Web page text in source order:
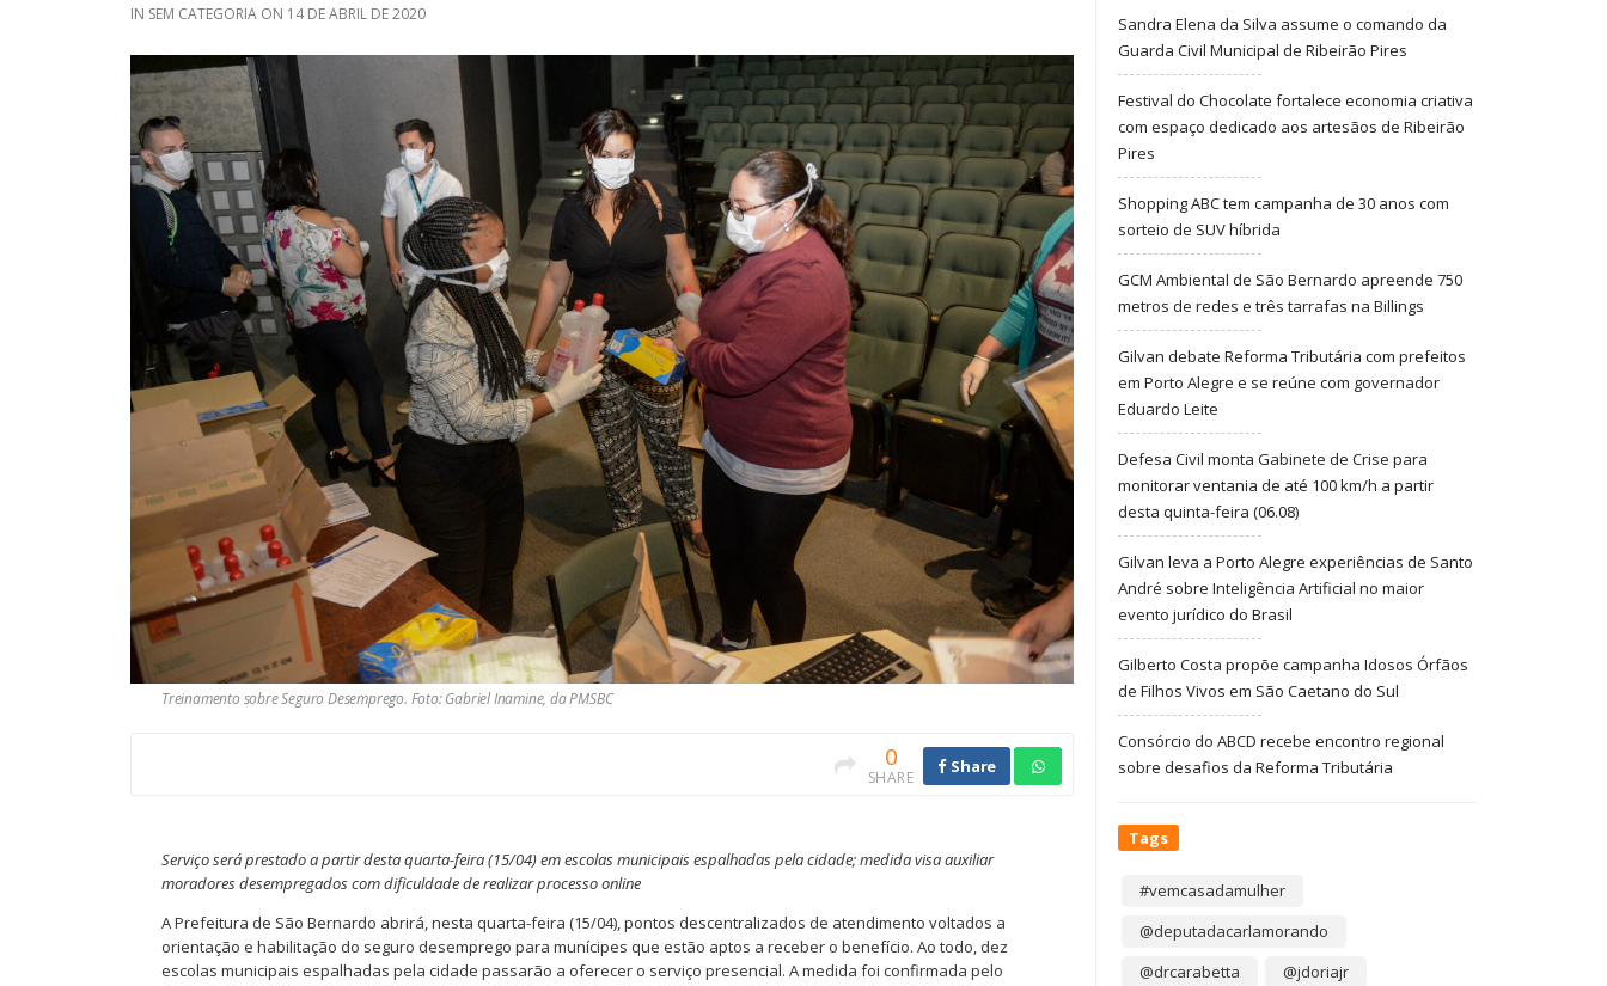
IN SEM CATEGORIA ON 14 DE ABRIL DE 2020
Treinamento sobre Seguro Desemprego. Foto: Gabriel Inamine, da PMSBC
0
SHARE
Share
Serviço será prestado a partir desta quarta-feira (15/04) em escolas municipais espalhadas pela cidade; medida visa auxiliar
moradores desempregados com dificuldade de realizar processo online
A Prefeitura de São Bernardo abrirá, nesta quarta-feira (15/04), pontos descentralizados de atendimento voltados a
orientação e habilitação do seguro desemprego para munícipes que estão aptos a receber o benefício. Ao todo, dez
escolas municipais espalhadas pela cidade passarão a oferecer o serviço presencial. A medida foi confirmada pelo
Sandra Elena da Silva assume o comando da
Guarda Civil Municipal de Ribeirão Pires
Festival do Chocolate fortalece economia criativa
com espaço dedicado aos artesãos de Ribeirão
Pires
Shopping ABC tem campanha de 30 anos com
sorteio de SUV híbrida
GCM Ambiental de São Bernardo apreende 750
metros de redes e três tarrafas na Billings
Gilvan debate Reforma Tributária com prefeitos
em Porto Alegre e se reúne com governador
Eduardo Leite
Defesa Civil monta Gabinete de Crise para
monitorar ventania de até 100 km/h a partir
desta quinta-feira (06.08)
Gilvan leva a Porto Alegre experiências de Santo
André sobre Inteligência Artificial no maior
evento jurídico do Brasil
Gilberto Costa propõe campanha Idosos Órfãos
de Filhos Vivos em São Caetano do Sul
Consórcio do ABCD recebe encontro regional
sobre desafios da Reforma Tributária
Tags
#vemcasadamulher
@deputadacarlamorando
@drcarabetta
@jdoriajr